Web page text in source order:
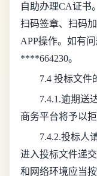
自助办理CA证书
扫码签章、扫码
APP操作。如有
****664230。
7.4 投标文件
7.4.1.逾期送
商务平台将予以拒
7.4.2.投标人
进入投标文件递
和网络环境应当